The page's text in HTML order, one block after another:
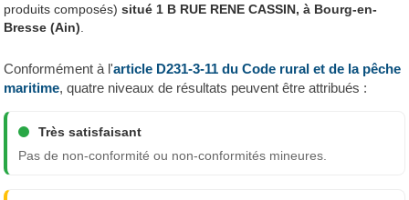
produits composés) situé 1 B RUE RENE CASSIN, à Bourg-en-
Bresse (Ain)
Conformément à l'article D231-3-11 du Code rural et de la pêche
maritime, quatre niveaux de résultats peuvent être attribués :
Très satisfaisant
Pas de non-conformité ou non-conformités mineures.